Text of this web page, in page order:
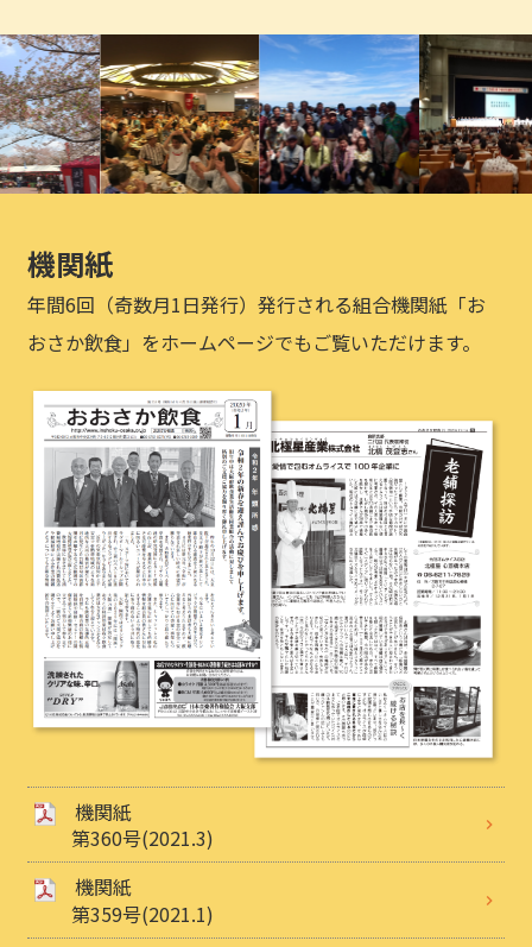
機関紙
年間6回（奇数月1日発行）発行される組合機関紙「お
おさか飲食」をホームページでもご覧いただけます。
機関紙
第360号(2021.3)
機関紙
第359号(2021.1)